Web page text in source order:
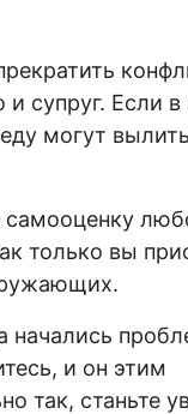
супруг. Если в
могут
только вы
начались
и он этим
так, станьте